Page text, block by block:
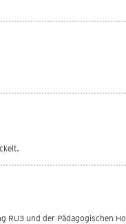
und der Pädagogischen